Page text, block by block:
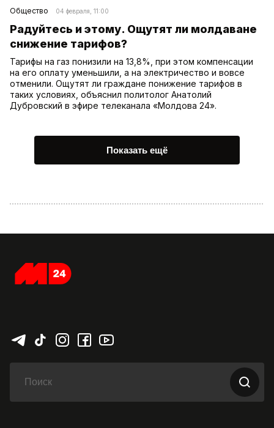
Общество 04 февраля, 11:00
Радуйтесь и этому. Ощутят ли молдаване
снижение тарифов?
Тарифы на газ понизили на 13,8%, при этом компенсации
на его оплату уменьшили, а на электричество и вовсе
отменили. Ощутят ли граждане понижение тарифов в
таких условиях, объяснил политолог Анатолий
Дубровский в эфире телеканала «Молдова 24».
Показать ещё